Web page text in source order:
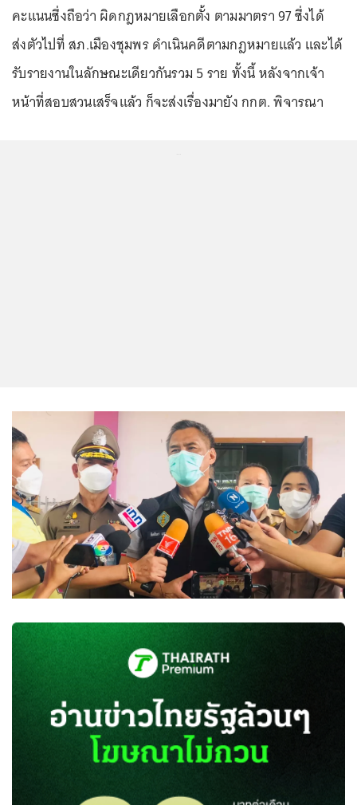
คะแนนซึ่งถือว่า ผิดกฎหมายเลือกตั้ง ตามมาตรา 97 ซึ่งได้
ส่งตัวไปที่ สภ.เมืองชุมพร ดำเนินคดีตามกฎหมายแล้ว และได้
รับรายงานในลักษณะเดียวกันรวม 5 ราย ทั้งนี้ หลังจากเจ้า
หน้าที่สอบสวนเสร็จแล้ว ก็จะส่งเรื่องมายัง กกต. พิจารณา